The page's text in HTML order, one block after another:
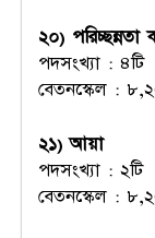
২০) পরিচ্ছন্নতা
পদসংখ্যা : ৪টি
বেতনস্কেল :
২১) আয়া
পদসংখ্যা : ২টি
বেতনস্কেল :